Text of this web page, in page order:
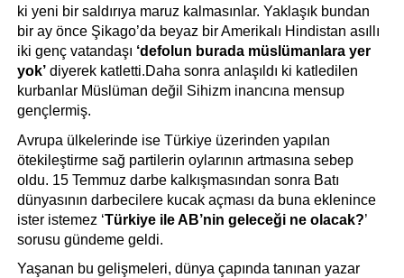
ki yeni bir saldırıya maruz kalmasınlar. Yaklaşık bundan
bir ay önce Şikago’da beyaz bir Amerikalı Hindistan asıllı
iki genç vatandaşı ‘defolun burada müslümanlara yer
yok’ diyerek katletti.Daha sonra anlaşıldı ki katledilen
kurbanlar Müslüman değil Sihizm inancına mensup
gençlermiş.
Avrupa ülkelerinde ise Türkiye üzerinden yapılan
ötekileştirme sağ partilerin oylarının artmasına sebep
oldu. 15 Temmuz darbe kalkışmasından sonra Batı
dünyasının darbecilere kucak açması da buna eklenince
ister istemez ‘Türkiye ile AB’nin geleceği ne olacak?’
sorusu gündeme geldi.
Yaşanan bu gelişmeleri, dünya çapında tanınan yazar